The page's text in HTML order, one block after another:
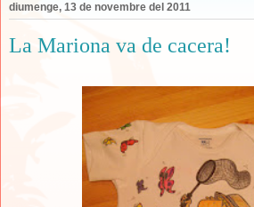
diumenge, 13 de novembre del 2011
La Mariona va de cacera!